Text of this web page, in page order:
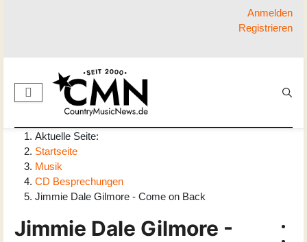
Anmelden
Registrieren
Aktuelle Seite:
Startseite
Musik
CD Besprechungen
Jimmie Dale Gilmore - Come on Back
Jimmie Dale Gilmore -